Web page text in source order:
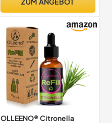
gegen Mücken für Hand-
blau
OLLEENO® Citronella